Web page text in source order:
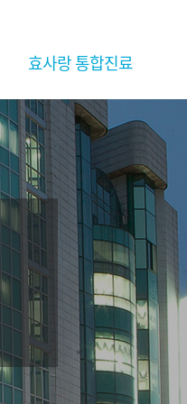
효사랑 통합진료